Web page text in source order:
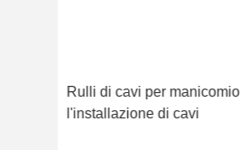
Rulli di cavi per
l'installazione di cavi